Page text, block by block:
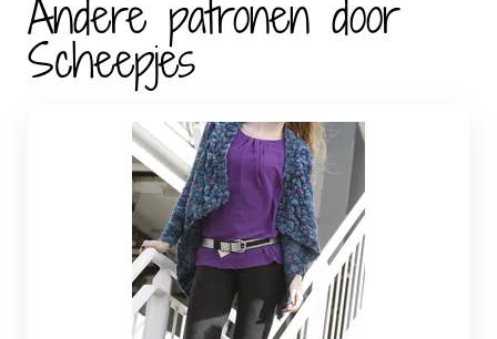
Andere patronen door
Scheepjes